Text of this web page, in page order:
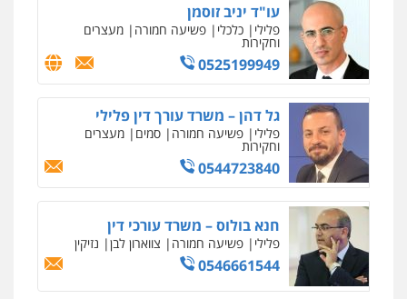
עו"ד יניב זוסמן
פלילי כלכלי פשיעה חמורה מעצרים
וחקירות
0525199949
גל דהן – משרד עורך דין פלילי
פלילי פשיעה חמורה סמים מעצרים
וחקירות
0544723840
חנא בולוס – משרד עורכי דין
פלילי פשיעה חמורה צווארון לבן נזיקין
0546661544איומים כתובים
תושב סכנין חשוד ששלח הודעות מאיימות לעורך דין